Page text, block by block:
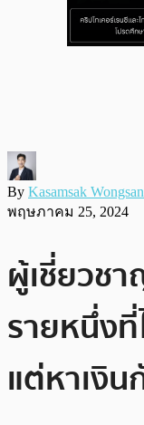
By Kasamsak
พฤษภาคม 25, 2024
ผู้เชี่ยวช
รายหนึ่งที่
แต่หาเงิ